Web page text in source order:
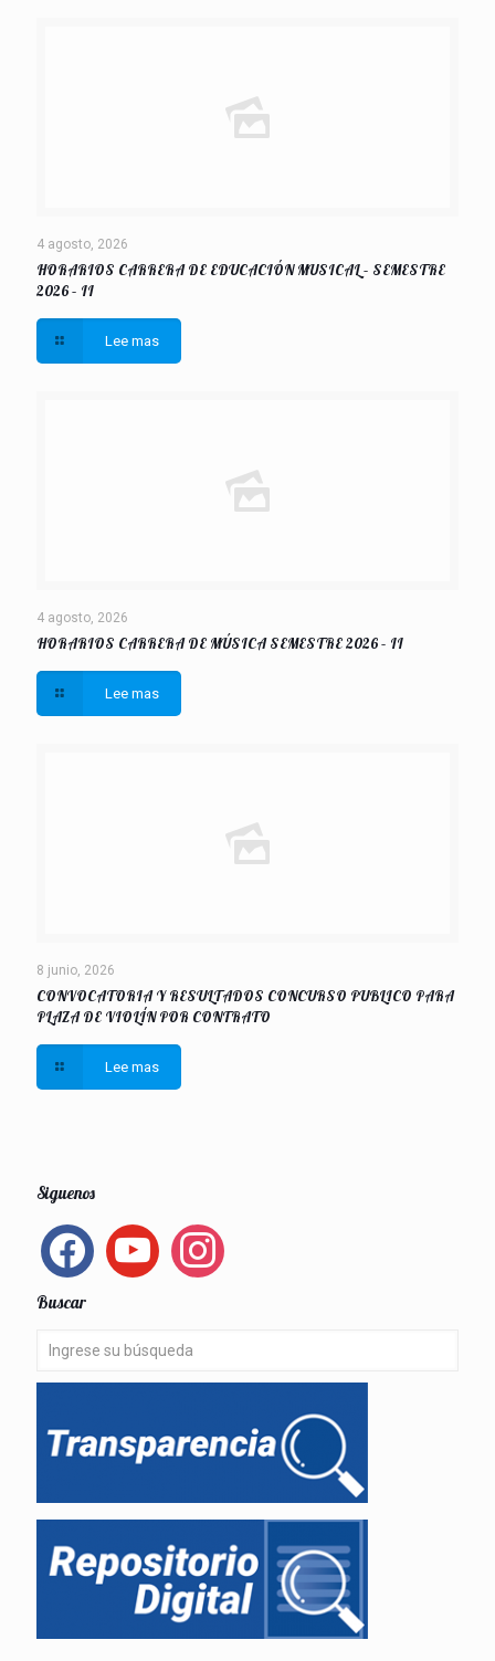
4 agosto, 2026
HORARIOS CARRERA DE EDUCACIÓN MUSICAL – SEMESTRE
2026 – II
Lee mas
4 agosto, 2026
HORARIOS CARRERA DE MÚSICA SEMESTRE 2026 – II
Lee mas
8 junio, 2026
CONVOCATORIA Y RESULTADOS CONCURSO PUBLICO PARA
PLAZA DE VIOLÍN POR CONTRATO
Lee mas
Siguenos
facebook youtube instagram
Buscar